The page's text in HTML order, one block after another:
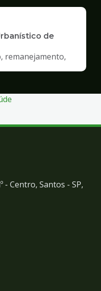
de
remanejamento,
- Centro, Santos - SP,